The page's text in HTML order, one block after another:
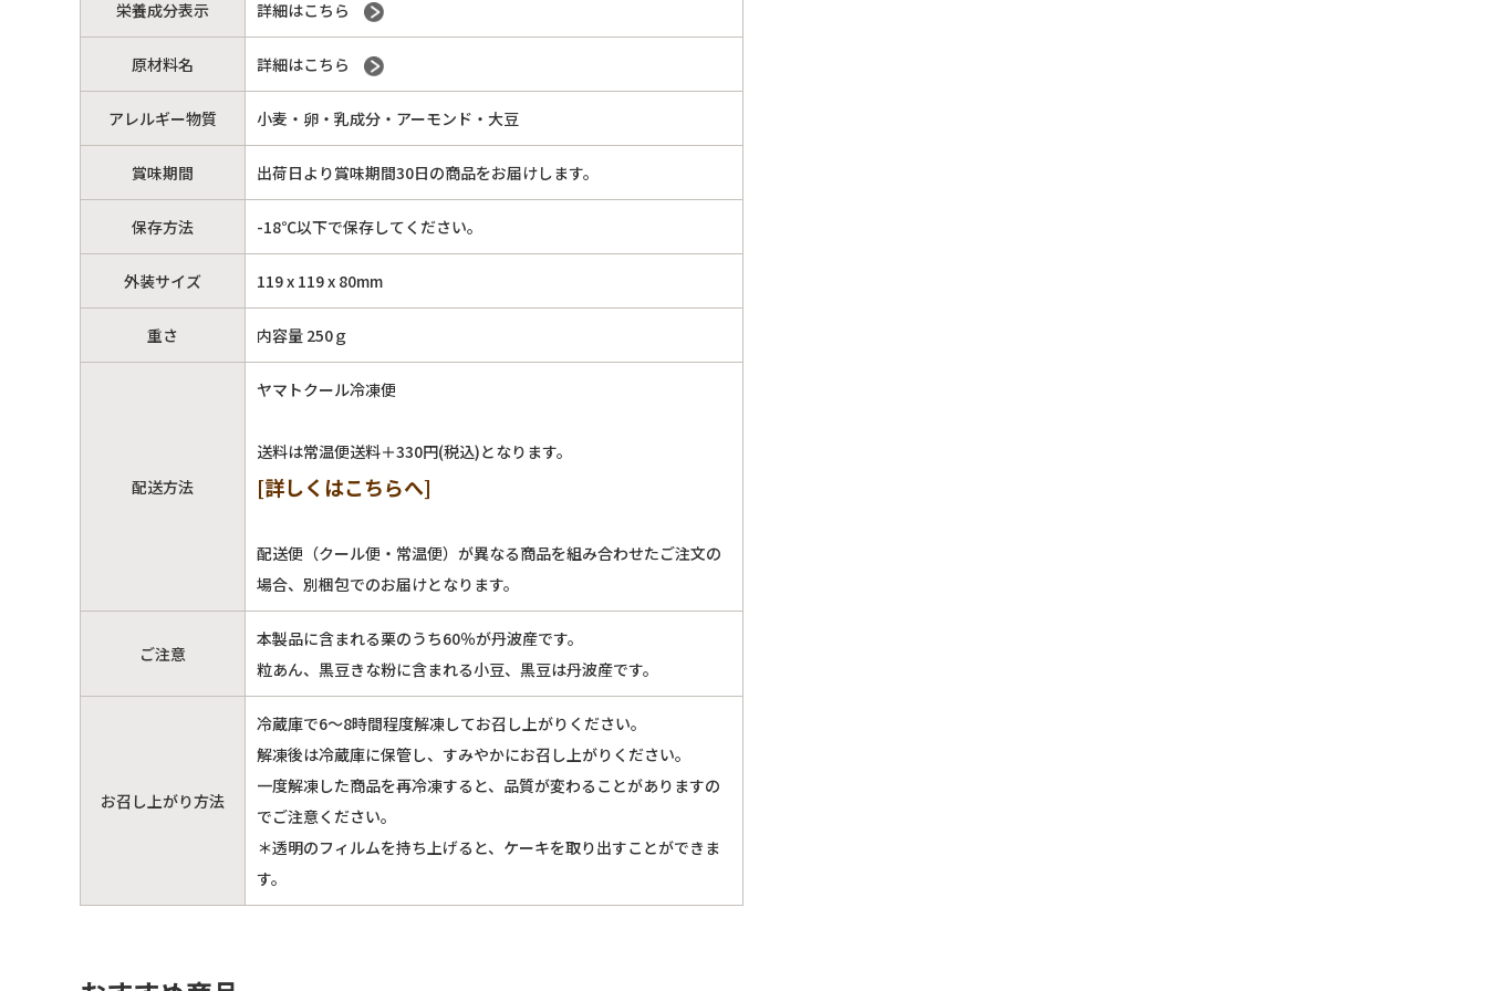
栄養成分表示 詳細はこちら
原材料名 詳細はこちら
アレルギー物質 小麦・卵・乳成分・アーモンド・大豆
賞味期間 出荷日より賞味期間30日の商品をお届けします。
保存方法 -18℃以下で保存してください。
外装サイズ 119 x 119 x 80mm
重さ 内容量 250ｇ
配送方法
ヤマトクール冷凍便
送料は常温便送料＋330円(税込)となります。
[詳しくはこちらへ]
配送便（クール便・常温便）が異なる商品を組み合わせたご注文の
場合、別梱包でのお届けとなります。
ご注意
本製品に含まれる栗のうち60％が丹波産です。
粒あん、黒豆きな粉に含まれる小豆、黒豆は丹波産です。
お召し上がり方法
冷蔵庫で6～8時間程度解凍してお召し上がりください。
解凍後は冷蔵庫に保管し、すみやかにお召し上がりください。
一度解凍した商品を再冷凍すると、品質が変わることがありますの
でご注意ください。
＊透明のフィルムを持ち上げると、ケーキを取り出すことができま
す。